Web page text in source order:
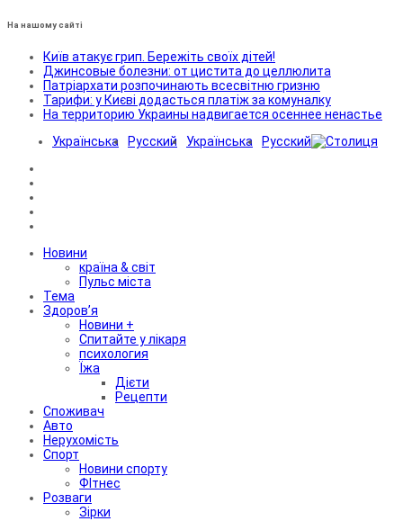
На нашому сайті
Київ атакує грип. Бережіть своїх дітей!
Джинсовые болезни: от цистита до целлюлита
Патріархати розпочинають всесвітню гризню
Тарифи: у Києві додасться платіж за комуналку
На территорию Украины надвигается осеннее ненастье
Українська
Русский Українська Русский
Новини
країна & світ
Пульс міста
Тема
Здоров’я
Новини +
Спитайте у лікаря
психология
Їжа
Дієти
Рецепти
Споживач
Авто
Нерухомість
Спорт
Новини спорту
ФІтнес
Розваги
Зірки